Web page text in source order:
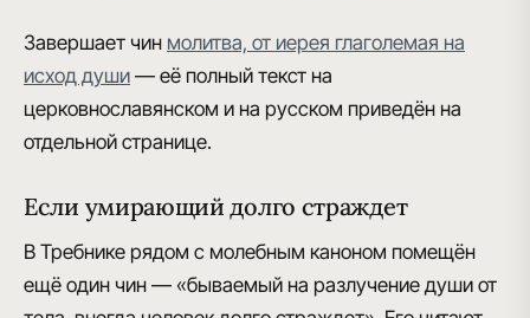
Завершает чин молитва, от иерея глаголемая на
исход души — её полный текст на
церковнославянском и на русском приведён на
отдельной странице.
Если умирающий долго страждет
В Требнике рядом с молебным каноном помещён
ещё один чин — «бываемый на разлучение души от